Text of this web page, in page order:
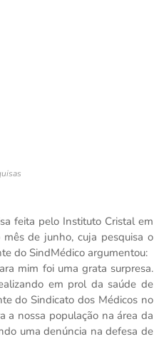
feita pelo Instituto Cristal em
de junho, cuja pesquisa o
do SindMédico argumentou:
mim foi uma grata surpresa.
em prol da saúde de
do Sindicato dos Médicos no
a nossa população na área da
uma denúncia na defesa de